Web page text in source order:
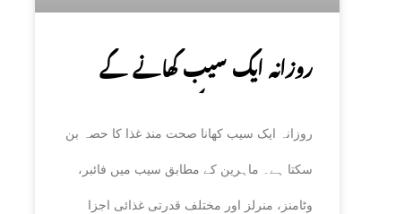
روزانہ ایک سیب کھانے کے
نے بتا دیے
روزانہ ایک سیب کھانا صحت مند غذا کا حصہ بن
سکتا ہے۔ ماہرین کے مطابق سیب میں فائبر،
وٹامنز، منرلز اور مختلف قدرتی غذائی اجزا